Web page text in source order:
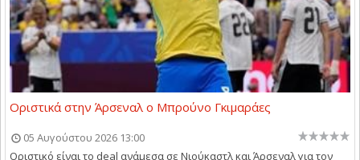
Οριστικά στην Άρσεναλ ο Μπρούνο Γκιμαράες
05 Αυγούστου 2026 13:00
Οριστικό είναι το deal ανάμεσα σε Νιούκαστλ και Άρσεναλ για τον